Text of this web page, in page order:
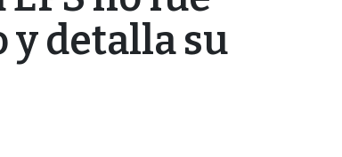
y detalla su